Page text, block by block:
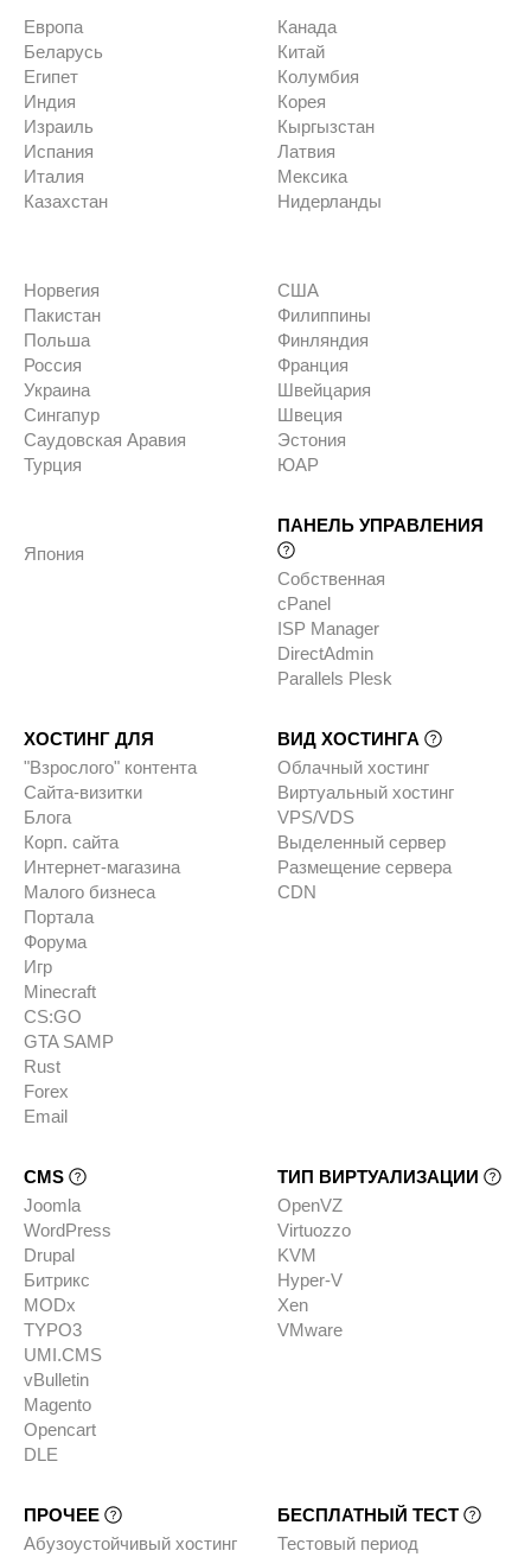
Европа
Беларусь
Египет
Индия
Израиль
Испания
Италия
Казахстан
Канада
Китай
Колумбия
Корея
Кыргызстан
Латвия
Мексика
Нидерланды
Норвегия
Пакистан
Польша
Россия
Украина
Сингапур
Саудовская Аравия
Турция
США
Филиппины
Финляндия
Франция
Швейцария
Швеция
Эстония
ЮАР
Япония
ПАНЕЛЬ УПРАВЛЕНИЯ
Собственная
cPanel
ISP Manager
DirectAdmin
Parallels Plesk
ХОСТИНГ ДЛЯ
"Взрослого" контента
Сайта-визитки
Блога
Корп. сайта
Интернет-магазина
Малого бизнеса
Портала
Форума
Игр
Minecraft
CS:GO
GTA SAMP
Rust
Forex
Email
ВИД ХОСТИНГА
Облачный хостинг
Виртуальный хостинг
VPS/VDS
Выделенный сервер
Размещение сервера
CDN
CMS
Joomla
WordPress
Drupal
Битрикс
MODx
TYPO3
UMI.CMS
vBulletin
Magento
Opencart
DLE
ТИП ВИРТУАЛИЗАЦИИ
OpenVZ
Virtuozzo
KVM
Hyper-V
Xen
VMware
ПРОЧЕЕ
Абузоустойчивый хостинг
БЕСПЛАТНЫЙ ТЕСТ
Тестовый период